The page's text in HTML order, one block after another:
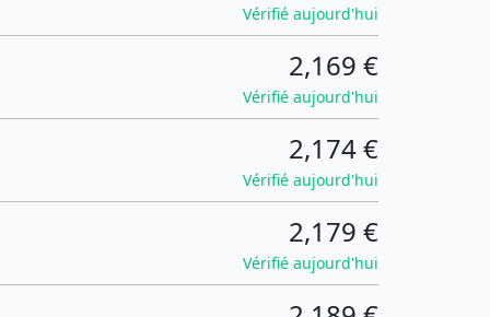
Vérifié aujourd'hui
2,169 €
Vérifié aujourd'hui
2,174 €
Vérifié aujourd'hui
2,179 €
Vérifié aujourd'hui